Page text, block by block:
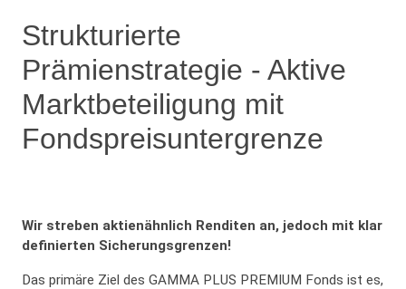
Strukturierte
Prämienstrategie - Aktive
Marktbeteiligung mit
Fondspreisuntergrenze
Wir streben aktienähnlich Renditen an, jedoch mit klar
definierten Sicherungsgrenzen!
Das primäre Ziel des GAMMA PLUS PREMIUM Fonds ist es,